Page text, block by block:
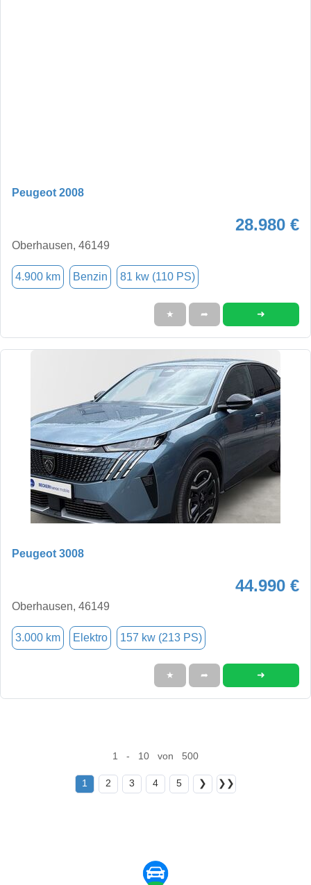
Peugeot 2008
28.980 €
Oberhausen, 46149
4.900 km Benzin 81 kw (110 PS)
★ ➦ ➜
Peugeot 3008
44.990 €
Oberhausen, 46149
3.000 km Elektro 157 kw (213 PS)
★ ➦ ➜
1 - 10 von 500
1 2 3 4 5 ❯ ❯❯